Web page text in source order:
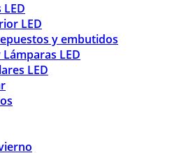
LED
y embutidos
LED
LED